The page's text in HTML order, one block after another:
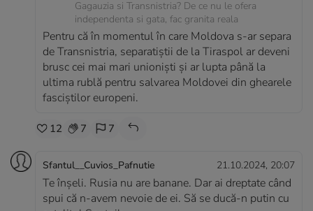
Gagauzia si Transnistria? De ce nu le ofera
independenta si gata, fac granita reala
Pentru că în momentul în care Moldova s-ar separa
de Transnistria, separatiștii de la Tiraspol ar deveni
brusc cei mai mari unioniști și ar lupta până la
ultima rublă pentru salvarea Moldovei din ghearele
fasciștilor europeni.
12 7 7
Sfantul__Cuvios_Pafnutie 21.10.2024, 20:07
Te înşeli. Rusia nu are banane. Dar ai dreptate când
spui că n-avem nevoie de ei. Să se ducă-n putin cu